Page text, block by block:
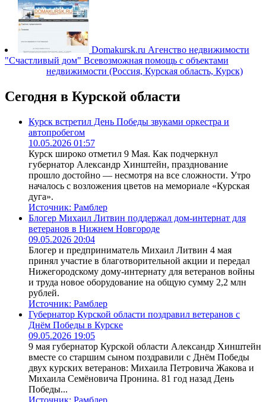
Domakursk.ru Агенство недвижимости
"Счастливый дом" Всевозможная помощь с объектами
недвижимости (Россия, Курская область, Курск)
Сегодня в Курской области
Курск встретил День Победы звуками оркестра и
автопробегом
10.05.2026 01:57
Курск широко отметил 9 Мая. Как подчеркнул
губернатор Александр Хинштейн, празднование
прошло достойно — несмотря на все сложности. Утро
началось с возложения цветов на мемориале «Курская
дуга».
Источник: Рамблер
Блогер Михаил Литвин поддержал дом-интернат для
ветеранов в Нижнем Новгороде
09.05.2026 20:04
Блогер и предприниматель Михаил Литвин 4 мая
принял участие в благотворительной акции и передал
Нижегородскому дому-интернату для ветеранов войны
и труда новое оборудование на общую сумму 2,2 млн
рублей.
Источник: Рамблер
Губернатор Курской области поздравил ветеранов с
Днём Победы в Курске
09.05.2026 19:05
9 мая губернатор Курской области Александр Хинштейн
вместе со старшим сыном поздравили с Днём Победы
двух курских ветеранов: Михаила Петровича Жакова и
Михаила Семёновича Пронина. 81 год назад День
Победы...
Источник: Рамблер